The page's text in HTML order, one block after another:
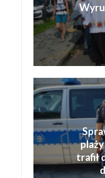
trafił